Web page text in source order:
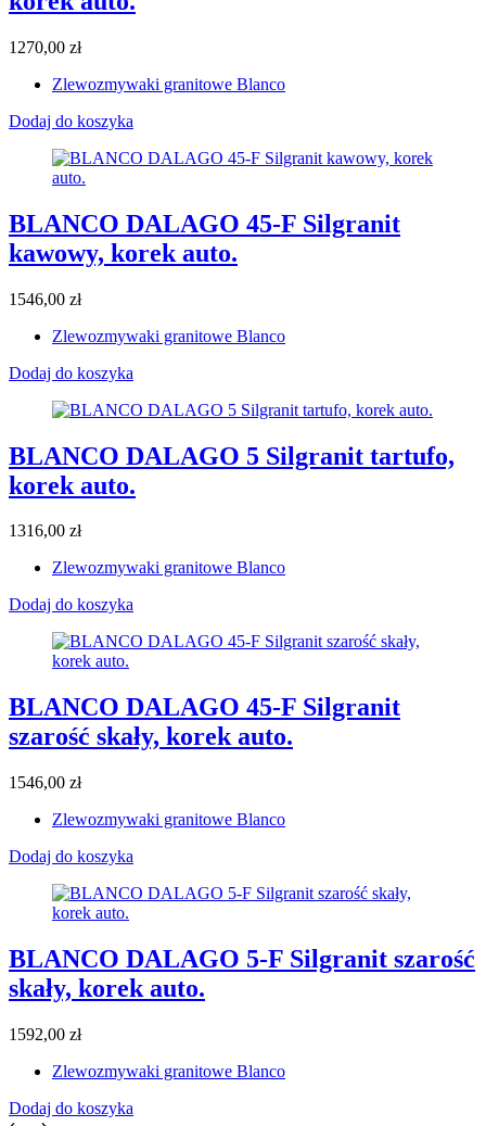
1270,00 zł
Zlewozmywaki granitowe Blanco
Dodaj do koszyka
BLANCO DALAGO 45-F Silgranit
kawowy, korek auto.
1546,00 zł
Zlewozmywaki granitowe Blanco
Dodaj do koszyka
BLANCO DALAGO 5 Silgranit tartufo,
korek auto.
1316,00 zł
Zlewozmywaki granitowe Blanco
Dodaj do koszyka
BLANCO DALAGO 45-F Silgranit
szarość skały, korek auto.
1546,00 zł
Zlewozmywaki granitowe Blanco
Dodaj do koszyka
BLANCO DALAGO 5-F Silgranit szarość
skały, korek auto.
1592,00 zł
Zlewozmywaki granitowe Blanco
Dodaj do koszyka